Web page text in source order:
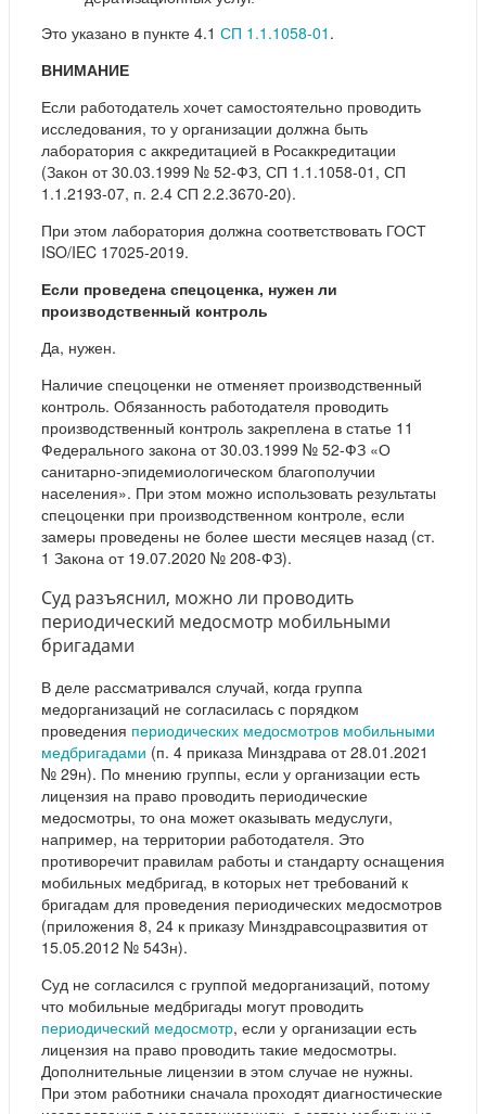
Это указано в пункте 4.1 СП 1.1.1058-01 .
ВНИМАНИЕ
Если работодатель хочет самостоятельно проводить
исследования, то у организации должна быть
лаборатория с аккредитацией в Росаккредитации
(Закон от 30.03.1999 № 52-ФЗ, СП 1.1.1058-01, СП
1.1.2193-07, п. 2.4 СП 2.2.3670-20).
При этом лаборатория должна соответствовать ГОСТ
ISO/IEC 17025-2019.
Если проведена спецоценка, нужен ли
производственный контроль
Да, нужен.
Наличие спецоценки не отменяет производственный
контроль. Обязанность работодателя проводить
производственный контроль закреплена в статье 11
Федерального закона от 30.03.1999 № 52-ФЗ «О
санитарно-эпидемиологическом благополучии
населения». При этом можно использовать результаты
спецоценки при производственном контроле, если
замеры проведены не более шести месяцев назад (ст.
1 Закона от 19.07.2020 № 208-ФЗ).
Суд разъяснил, можно ли проводить
периодический медосмотр мобильными
бригадами
В деле рассматривался случай, когда группа
медорганизаций не согласилась с порядком
проведения периодических медосмотров мобильными
медбригадами (п. 4 приказа Минздрава от 28.01.2021
№ 29н). По мнению группы, если у организации есть
лицензия на право проводить периодические
медосмотры, то она может оказывать медуслуги,
например, на территории работодателя. Это
противоречит правилам работы и стандарту оснащения
мобильных медбригад, в которых нет требований к
бригадам для проведения периодических медосмотров
(приложения 8, 24 к приказу Минздравсоцразвития от
15.05.2012 № 543н).
Суд не согласился с группой медорганизаций, потому
что мобильные медбригады могут проводить
периодический медосмотр, если у организации есть
лицензия на право проводить такие медосмотры.
Дополнительные лицензии в этом случае не нужны.
При этом работники сначала проходят диагностические